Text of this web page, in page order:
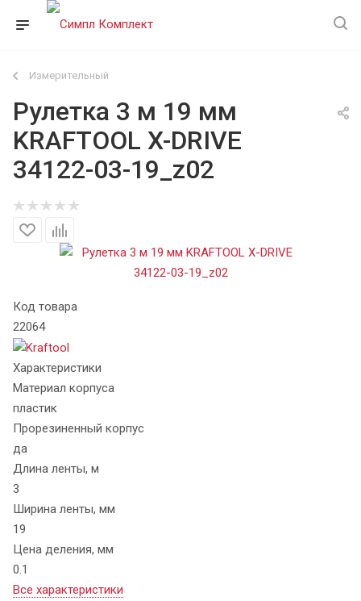
Измерительный
Рулетка 3 м 19 мм
KRAFTOOL X-DRIVE
34122-03-19_z02
Код товара
22064
Характеристики
Материал корпуса
пластик
Прорезиненный корпус
да
Длина ленты, м
3
Ширина ленты, мм
19
Цена деления, мм
0.1
Все характеристики